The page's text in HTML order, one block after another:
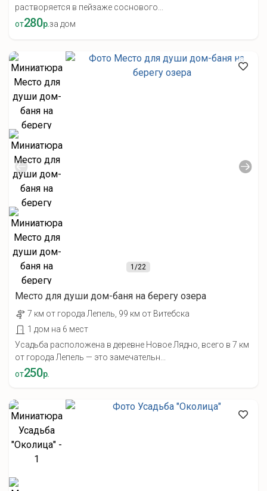
растворяется в пейзаже соснового...
от280р.за дом
1/22
Место для души дом-баня на берегу озера
7 км от города Лепель, 99 км от Витебска
1 дом на 6 мест
Усадьба расположена в деревне Новое Лядно, всего в 7 км
от города Лепель — это замечательн...
от250р.